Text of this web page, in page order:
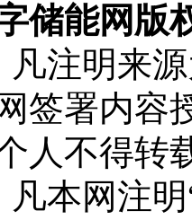
储能网版
凡注明来
签署内容
人不得转
凡本网注